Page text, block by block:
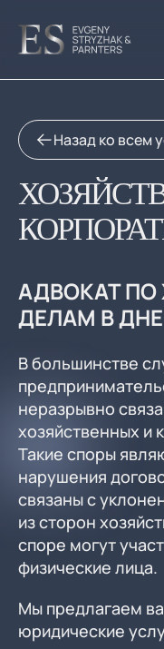
Назад ко всем
АДВОКАТ
ДЕЛАМ В
В большинстве
неразрывно
хозяйственных и
Такие споры
нарушения
связаны с
из сторон
споре могут
физические лица.
Мы предлагаем
юридические